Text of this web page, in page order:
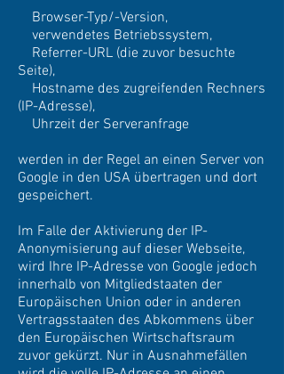
Browser-Typ/-Version,
verwendetes Betriebssystem,
Referrer-URL (die zuvor besuchte
Seite),
Hostname des zugreifenden Rechners
(IP-Adresse),
Uhrzeit der Serveranfrage
werden in der Regel an einen Server von
Google in den USA übertragen und dort
gespeichert.
Im Falle der Aktivierung der IP-
Anonymisierung auf dieser Webseite,
wird Ihre IP-Adresse von Google jedoch
innerhalb von Mitgliedstaaten der
Europäischen Union oder in anderen
Vertragsstaaten des Abkommens über
den Europäischen Wirtschaftsraum
zuvor gekürzt. Nur in Ausnahmefällen